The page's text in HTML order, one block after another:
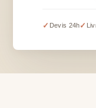
artificiel
L
✓ Devis 24h✓